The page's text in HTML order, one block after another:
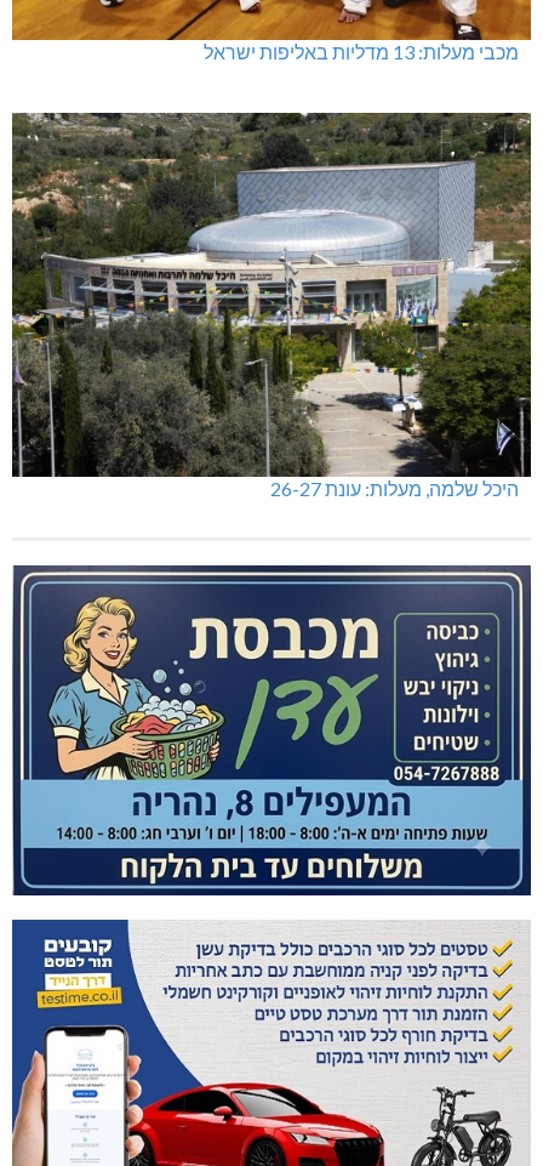
מכבי מעלות: 13 מדליות באליפות ישראל
היכל שלמה, מעלות: עונת 26-27